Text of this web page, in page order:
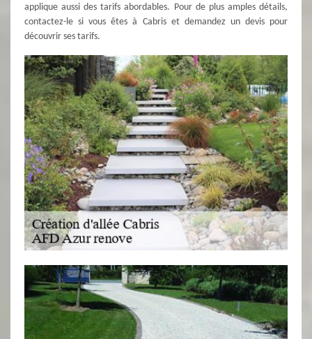
applique aussi des tarifs abordables. Pour de plus amples détails,
contactez-le si vous êtes à Cabris et demandez un devis pour
découvrir ses tarifs.